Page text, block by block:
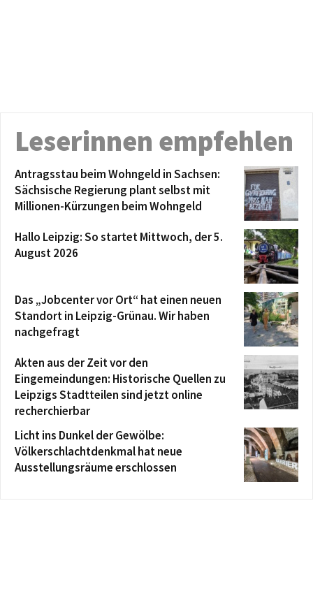
Leserinnen empfehlen
Antragsstau beim Wohngeld in Sachsen:
Sächsische Regierung plant selbst mit
Millionen-Kürzungen beim Wohngeld
Hallo Leipzig: So startet Mittwoch, der 5.
August 2026
Das „Jobcenter vor Ort“ hat einen neuen
Standort in Leipzig-Grünau. Wir haben
nachgefragt
Akten aus der Zeit vor den
Eingemeindungen: Historische Quellen zu
Leipzigs Stadtteilen sind jetzt online
recherchierbar
Licht ins Dunkel der Gewölbe:
Völkerschlachtdenkmal hat neue
Ausstellungsräume erschlossen